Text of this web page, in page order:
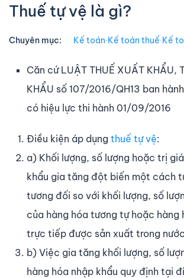
Thuế tự vệ là gì?
Chuyên mục: Kế toán∙Kế toán thuế∙Kế
Căn cứ LUẬT THUẾ XUẤT KHẨU,
KHẨU số 107/2016/QH13 ban
có hiệu lực thi hành 01/09/2016
Điều kiện áp dụng thuế tự vệ:
a) Khối lượng, số lượng hoặc trị
khẩu gia tăng đột biến một cách
tương đối so với khối lượng, số
của hàng hóa tương tự hoặc hàng
trực tiếp được sản xuất trong
b) Việc gia tăng khối lượng, số
hàng hóa nhập khẩu quy định tại